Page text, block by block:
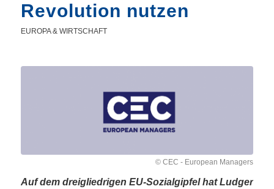
Revolution nutzen
EUROPA & WIRTSCHAFT
© CEC - European Managers
Auf dem dreigliedrigen EU-Sozialgipfel hat Ludger